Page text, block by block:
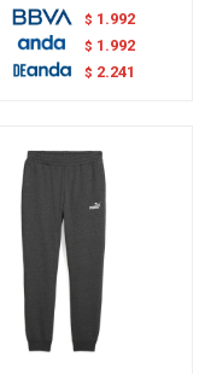
$ 1.992
$ 1.992
$ 2.241